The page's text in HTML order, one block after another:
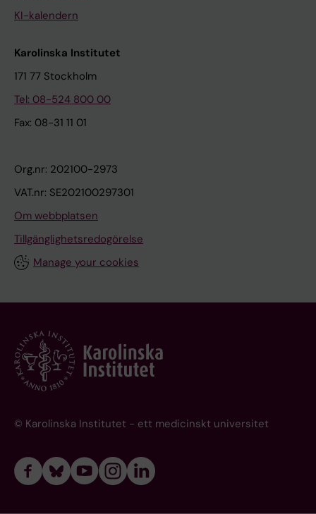
KI-kalendern
Karolinska Institutet
171 77 Stockholm
Tel: 08-524 800 00
Fax: 08-31 11 01
Org.nr: 202100-2973
VAT.nr: SE202100297301
Om webbplatsen
Tillgänglighetsredogörelse
Manage your cookies
© Karolinska Institutet - ett medicinskt universitet